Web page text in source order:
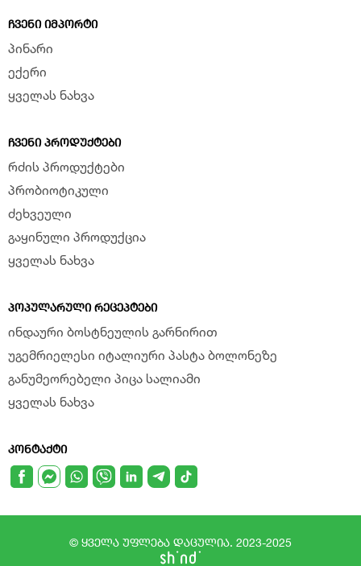
ᲩᲕᲔᲜᲘ ᲘᲛᲞᲝᲠᲢᲘ
პინარი
ექერი
ყველას ნახვა
ᲩᲕᲔᲜᲘ ᲞᲠᲝᲓᲣᲥᲢᲔᲑᲘ
რძის პროდუქტები
პრობიოტიკული
ძეხვეული
გაყინული პროდუქცია
ყველას ნახვა
ᲞᲝᲞᲣᲚᲐᲠᲣᲚᲘ ᲠᲔᲪᲔᲞᲢᲔᲑᲘ
ინდაური ბოსტნეულის გარნირით
უგემრიელესი იტალიური პასტა ბოლონეზე
განუმეორებელი პიცა სალიამი
ყველას ნახვა
ᲙᲝᲜᲢᲐᲥᲢᲘ
© ყველა უფლება დაცულია. 2023-2025